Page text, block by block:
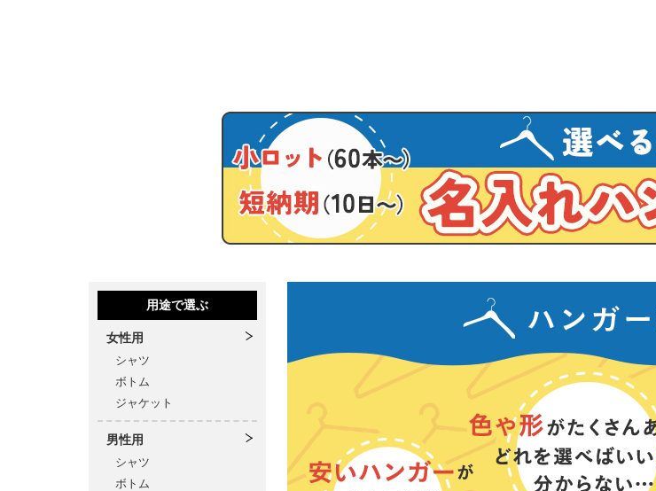
用途で選ぶ
女性用
シャツ
ボトム
ジャケット
男性用
シャツ
ボトム